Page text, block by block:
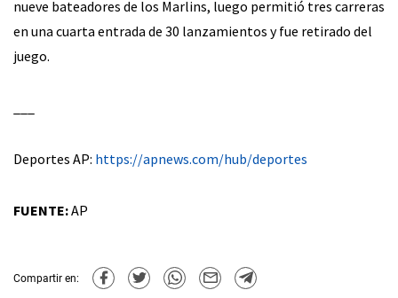
nueve bateadores de los Marlins, luego permitió tres carreras
en una cuarta entrada de 30 lanzamientos y fue retirado del
juego.
Deportes AP: https://apnews.com/hub/deportes
FUENTE:AP
Compartir en: